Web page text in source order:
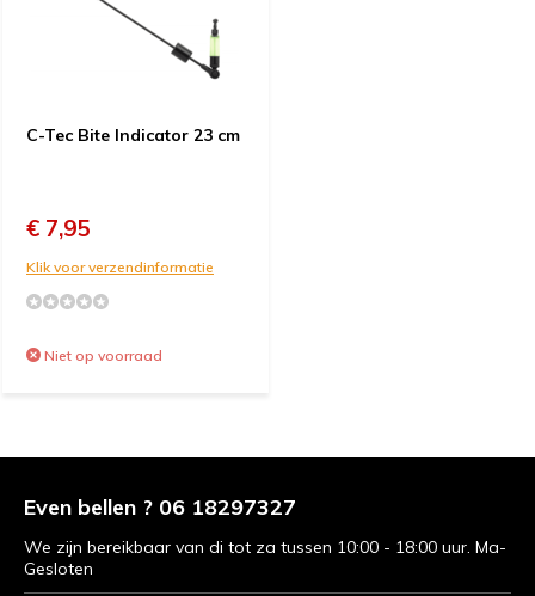
C-Tec Bite Indicator 23 cm
€ 7,95
Klik voor verzendinformatie
Niet op voorraad
Even bellen ? 06 18297327
We zijn bereikbaar van di tot za tussen 10:00 - 18:00 uur. Ma-
Gesloten